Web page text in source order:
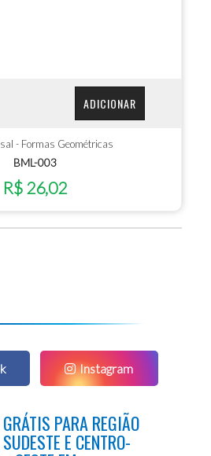
ADICIONAR
- Formas Geométricas
BML-003
R$ 26,02
Instagram
GRÁTIS PARA REGIÃO
E CENTRO-